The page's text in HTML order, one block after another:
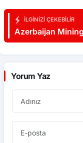
İLGINIZI ÇEKEBILIR
Azerbaijan
Yorum Yaz